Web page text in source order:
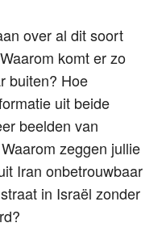
over al dit soort
komt er zo
buiten? Hoe
uit beide
beelden van
zeggen jullie
Iran onbetrouwbaar
in Israël zonder